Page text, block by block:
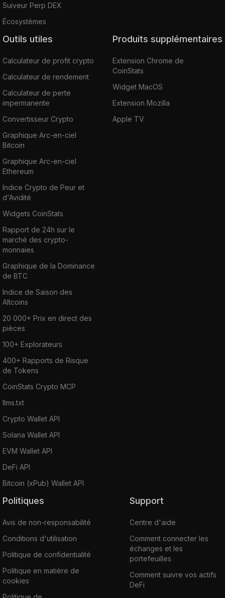
Suiveur Perp DEX
Écosystèmes
Outils utiles
Calculateur de profit crypto
Calculateur de rendement
Calculateur de perte
impermanente
Convertisseur Crypto
Graphique Arc-en-ciel
Bitcoin
Graphique Arc-en-ciel
Ethereum
Indice Crypto de Peur et
d'Avidité
Widgets CoinStats
Rapport de 24h sur le
marché des crypto-
monnaies
Graphique de la Dominance
de BTC
Indice de Saison des
Altcoins
20 000+ Prix en direct des
pièces
100+ Explorateurs
400+ Rapports de Risque
de Tokens
CoinStats Crypto MCP
llms.txt
Crypto Wallet API
Solana Wallet API
EVM Wallet API
DeFi API
Bitcoin (xPub) Wallet API
Produits supplémentaires
Extension Chrome de
CoinStats
Widget MacOS
Extension Mozilla
Apple TV
Politiques
Avis de non-responsabilité
Conditions d'utilisation
Politique de confidentialité
Politique en matière de
cookies
Support
Centre d'aide
Comment connecter les
échanges et les
portefeuilles
Comment suivre vos actifs
DeFi